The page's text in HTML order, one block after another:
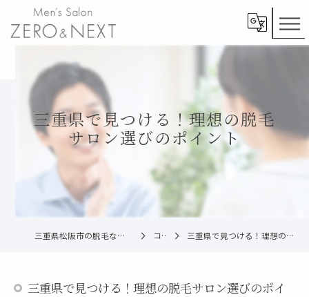
三重県で見つける！理想の脱毛
サロン選びのポイント
三重県松阪市の脱毛ならメンズ脱毛ZERO松阪店 コラム 三重県で見つける！理想の脱毛サロン選びのポイント
三重県で見つける！理想の脱毛サロン選びのポイ